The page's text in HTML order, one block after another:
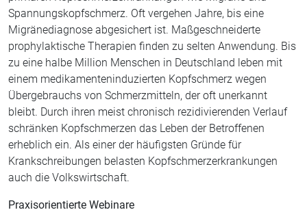
Spannungskopfschmerz. Oft vergehen Jahre, bis eine
Migränediagnose abgesichert ist. Maßgeschneiderte
prophylaktische Therapien finden zu selten Anwendung. Bis
zu eine halbe Million Menschen in Deutschland leben mit
einem medikamenteninduzierten Kopfschmerz wegen
Übergebrauchs von Schmerzmitteln, der oft unerkannt
bleibt. Durch ihren meist chronisch rezidivierenden Verlauf
schränken Kopfschmerzen das Leben der Betroffenen
erheblich ein. Als einer der häufigsten Gründe für
Krankschreibungen belasten Kopfschmerzerkrankungen
auch die Volkswirtschaft.
Praxisorientierte Webinare